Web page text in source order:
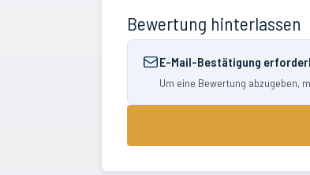
Bewertung hinterlassen
E-Mail-Bestätigung
Um eine Bewertung abzugeben,